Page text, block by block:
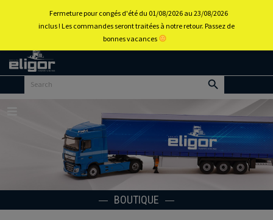
Retour
BOUTIQUE
Fermeture pour congés d'été du 01/08/2026 au 23/08/2026
inclus ! Les commandes seront traitées à notre retour. Passez de
bonnes vacances